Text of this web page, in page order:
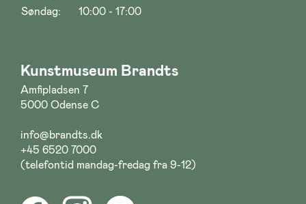
Søndag:
10:00 - 17:00
Kunstmuseum Brandts
Amfipladsen 7
5000 Odense C
info@brandts.dk
+45 6520 7000
(telefontid mandag-fredag fra 9-12)